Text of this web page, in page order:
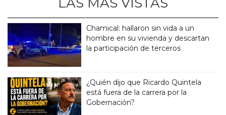
Chamical: hallaron sin vida a un
hombre en su vivienda y descartan
la participación de terceros
¿Quién dijo que Ricardo Quintela
está fuera de la carrera por la
Gobernación?